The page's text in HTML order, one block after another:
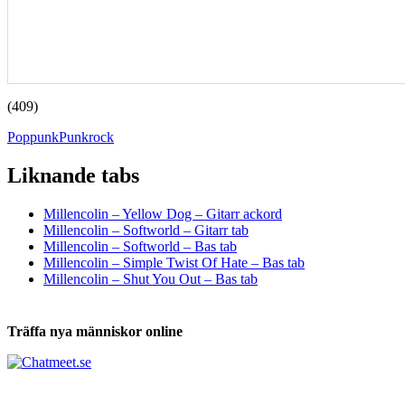
(409)
PoppunkPunkrock
Liknande tabs
Millencolin – Yellow Dog – Gitarr ackord
Millencolin – Softworld – Gitarr tab
Millencolin – Softworld – Bas tab
Millencolin – Simple Twist Of Hate – Bas tab
Millencolin – Shut You Out – Bas tab
Träffa nya människor online